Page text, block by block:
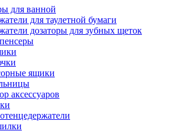
для ванной
для таулетной бумаги
дозаторы для зубных щеток
ящики
аксессуаров